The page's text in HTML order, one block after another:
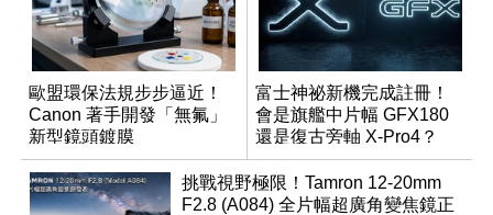
歐盟環保法規步步逼近！
Canon 著手開發「無氟」
新型鏡頭鍍膜
富士神祕新機完成註冊！
會是旗艦中片幅 GFX180
還是復古旁軸 X-Pro4？
挑戰視野極限！Tamron 12-20mm
F2.8 (A084) 全片幅超廣角變焦鏡正